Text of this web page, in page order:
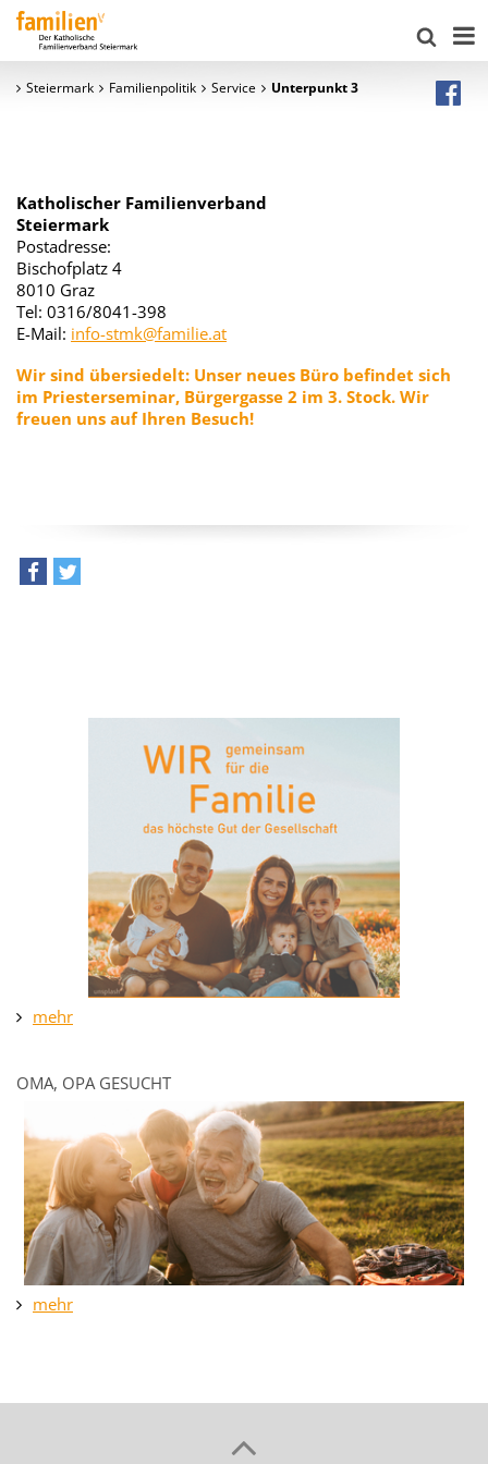
Steiermark Familienpolitik Service Unterpunkt 3
Katholischer Familienverband
Steiermark
Postadresse:
Bischofplatz 4
8010 Graz
Tel: 0316/8041-398
E-Mail: info-stmk@familie.at
Wir sind übersiedelt: Unser neues Büro befindet sich
im Priesterseminar, Bürgergasse 2 im 3. Stock. Wir
freuen uns auf Ihren Besuch!
mehr
OMA, OPA GESUCHT
mehr